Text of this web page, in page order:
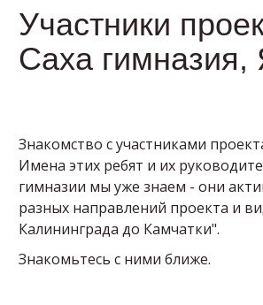
Участники
Саха гимназия,
Знакомство с участниками
Имена этих ребят и их
гимназии мы уже знаем - они
разных направлений проекта и
Калининграда до Камчатки".
Знакомьтесь с ними ближе.